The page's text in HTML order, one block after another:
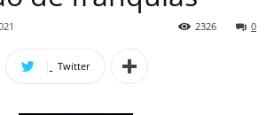
0
2326
Twitter